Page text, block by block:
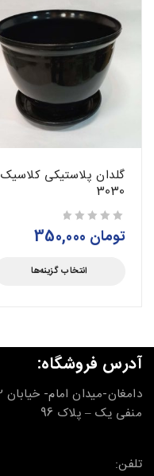
گلدان پلاستیکی کلاسیک
3030
تومان
انتخاب گزینه‌ها
آدرس فروشگاه:
منفی یک – پلاک 96
تلفن: